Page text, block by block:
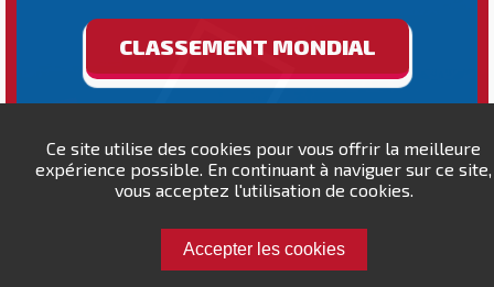
Ce site utilise des cookies pour vous offrir la meilleure
expérience possible. En continuant à naviguer sur ce site,
vous acceptez l'utilisation de cookies.
Accepter les cookies
CLASSEMENT MONDIAL